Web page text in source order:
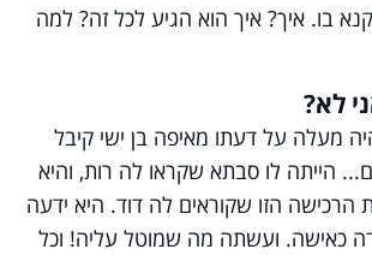
בו. איך? איך הוא הגיע לכל זה? למה
לא?
מעלה על דעתו מאיפה בן ישי קיבל
הייתה לו סבתא שקראו לה רות, והיא
הרכישה הזו שקוראים לה דוד. היא ידעה
כאישה. ועשתה מה שמוטל עליה! וכל